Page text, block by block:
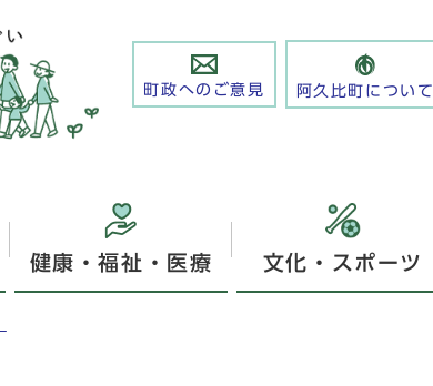
町政へのご意見 阿久比町について
健康・福祉・医療 文化・スポーツ